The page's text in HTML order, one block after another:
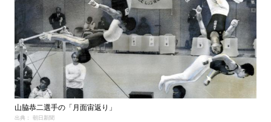
山脇恭二選手の「月面宙返り」
出典： 朝日新聞